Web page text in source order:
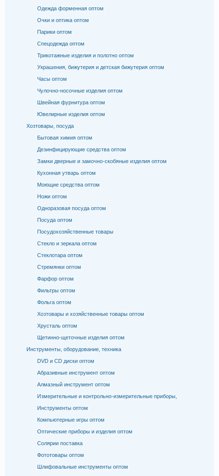
Одежда форменная оптом
Очки и оптика оптом
Парики оптом
Спецодежда оптом
Трикотажные изделия и полотно оптом
Украшения, бижутерия и детская бижутерия оптом
Часы оптом
Чулочно-носочные изделия оптом
Швейная фурнитура оптом
Ювелирные изделия оптом
Хозтовары, посуда
Бытовая химия оптом
Дезинфицирующие средства оптом
Замки дверные и замочно-скобяные изделия оптом
Кухонная утварь оптом
Моющие средства оптом
Ножи оптом
Одноразовая посуда оптом
Посуда оптом
Посудохозяйственные товары
Стекло и зеркала оптом
Стеклотара оптом
Стремянки оптом
Фарфор оптом
Фильтры оптом
Фольга оптом
Хозтовары и хозяйственные товары оптом
Хрусталь оптом
Щетинно-щеточные изделия оптом
Инструменты, оборудование, техника
DVD и CD диски оптом
Абразивные инструмент оптом
Алмазный инструмент оптом
Измерительные и контрольно-измерительные приборы,
Инструменты оптом
Компьютерные игры оптом
Оптические приборы и изделия оптом
Солярии поставка
Фототовары оптом
Шлифовальные инструменты оптом